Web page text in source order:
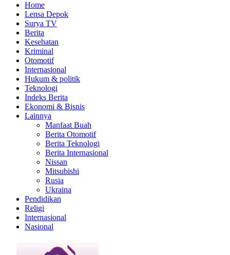
Home
Lensa Depok
Surya TV
Berita
Kesehatan
Kriminal
Otomotif
Internasional
Hukum & politik
Teknologi
Indeks Berita
Ekonomi & Bisnis
Lainnya
Manfaat Buah
Berita Otomotif
Berita Teknologi
Berita Internasional
Nissan
Mitsubishi
Rusia
Ukraina
Pendidikan
Religi
Internasional
Nasional